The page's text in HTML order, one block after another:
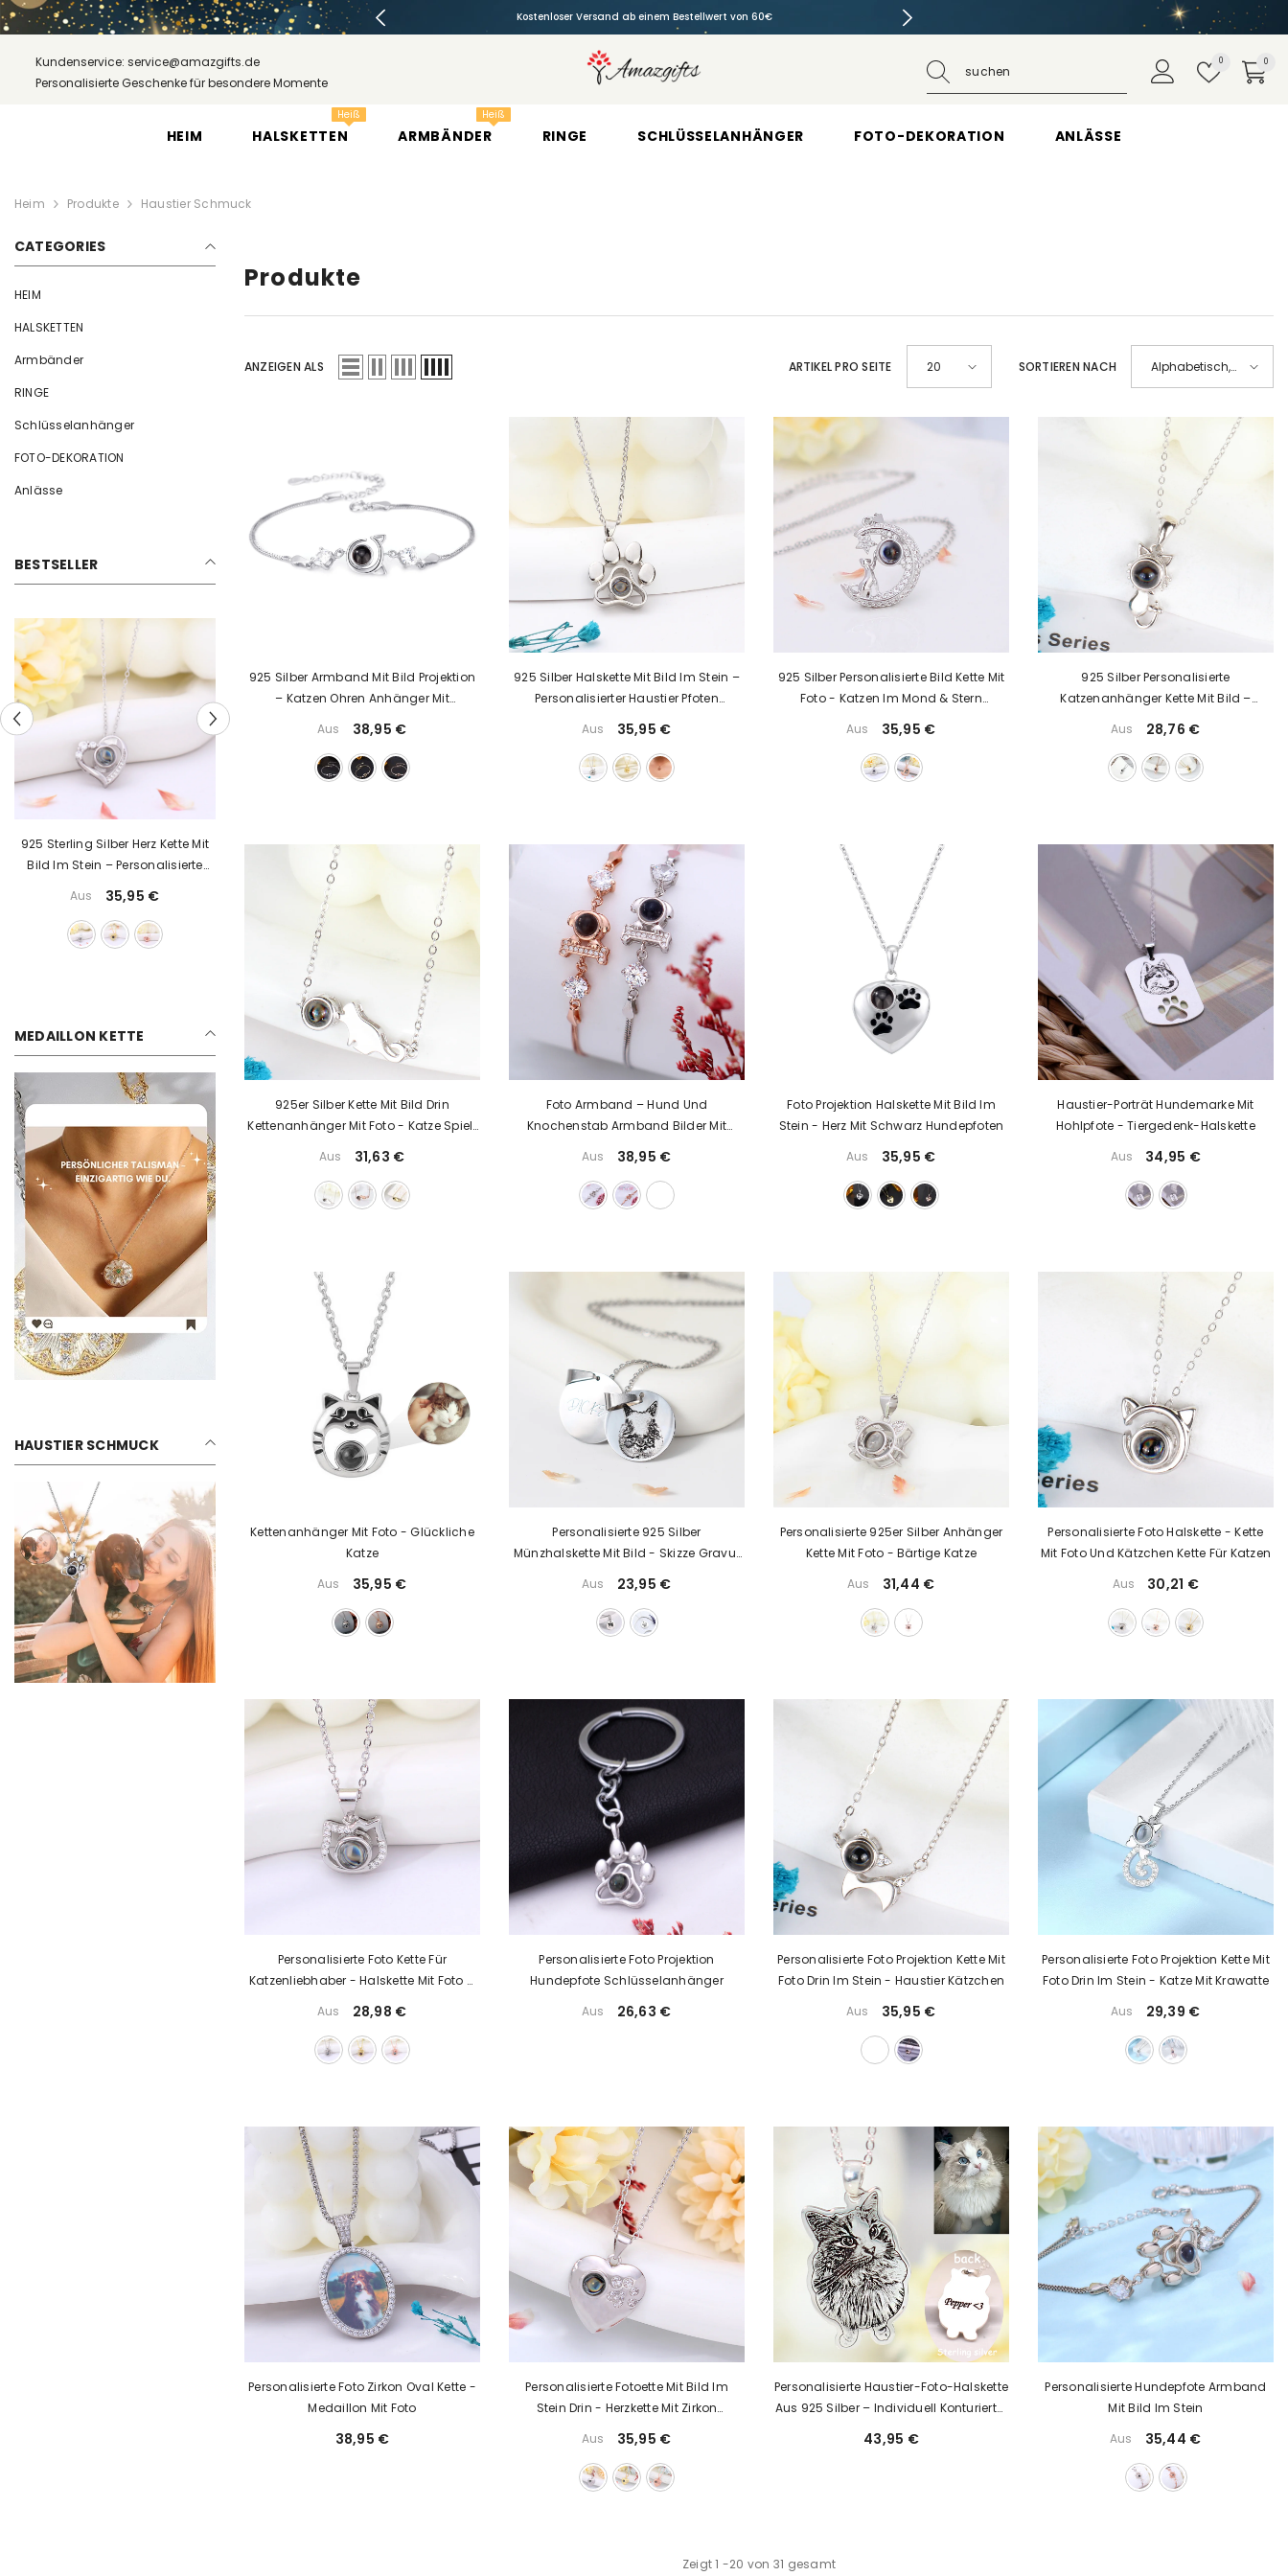
ZUM INHALT SPRINGEN
gratis ab 120 € Bestellwert Kostenloser Versand ab einem Bestellwert von 60€ Expressversand gratis ab 120 €
Kundenservice: service@amazgifts.de
Personalisierte Geschenke für besondere Momente
0Wunschzettel00
HEIM HALSKETTEN
Heiß
ARMBÄNDER
Heiß
RINGE SCHLÜSSELANHÄNGER FOTO-DEKORATION ANLÄSSE
Heim Produkte Haustier Schmuck
CATEGORIES
HEIM
HALSKETTEN
Armbänder
RINGE
Schlüsselanhänger
FOTO-DEKORATION
Anlässe
BESTSELLER
Personalisierte Halskette Mit Bild
Im Stein - Zirkon Runde
Aus 29,39 €
MEDAILLON KETTE
HAUSTIER SCHMUCK
Produkte
ANZEIGEN ALS ARTIKEL PRO SEITE 20 SORTIEREN NACH
Alphabetisch,
925 Silber Armband Mit Bild Projektion
– Katzen Ohren Anhänger Mit
Haustier Schmuck
Aus 38,95 €
925 Silber Halskette Mit Bild Im Stein –
Personalisierter Haustier Pfoten
Aus 35,95 €
925 Silber Personalisierte Bild Kette Mit
Foto - Katzen Im Mond & Stern
Perfektes Geschenk Für
Katzenliebhaber
Aus 35,95 €
925 Silber Personalisierte
Katzenanhänger Kette Mit Bild –
Die Katzen Lieben
Aus 28,76 €
925er Silber Kette Mit Bild Drin
Kettenanhänger Mit Foto - Katze Spielt
Aus 31,63 €
Foto Armband – Hund Und
Knochenstab Armband Bilder Mit
Aus 38,95 €
Foto Projektion Halskette Mit Bild Im
Stein - Herz Mit Schwarz Hundepfoten
Aus
35,95 €
Haustier-Porträt Hundemarke Mit
Hohlpfote - Tiergedenk-Halskette
Aus
34,95 €
Kettenanhänger Mit Foto - Glückliche
Katze
Aus
35,95 €
Personalisierte 925 Silber
Münzhalskette Mit Bild - Skizze Gravur
Fingerabdruck & Name
Aus 23,95 €
Personalisierte 925er Silber Anhänger
Kette Mit Foto - Bärtige Katze
Aus
31,44 €
Personalisierte Foto Halskette - Kette
Mit Foto Und Kätzchen Kette Für Katzen
Aus
30,21 €
Personalisierte Foto Kette Für
Katzenliebhaber - Halskette Mit Foto &
Aus 28,98 €
Personalisierte Foto Projektion
Hundepfote Schlüsselanhänger
Aus
26,63 €
Personalisierte Foto Projektion Kette Mit
Foto Drin Im Stein - Haustier Kätzchen
Aus
35,95 €
Personalisierte Foto Projektion Kette Mit
Foto Drin Im Stein - Katze Mit Krawatte
Aus
29,39 €
Personalisierte Foto Zirkon Oval Kette -
Medaillon Mit Foto
38,95 €
Personalisierte Fotoette Mit Bild Im
Stein Drin - Herzkette Mit Zirkon
Aus 35,95 €
Personalisierte Haustier-Foto-Halskette
Aus 925 Silber – Individuell Konturierter
43,95 €
Personalisierte Hundepfote Armband
Mit Bild Im Stein
Aus
35,44 €
Zeigt 1 -20 von 31 gesamt